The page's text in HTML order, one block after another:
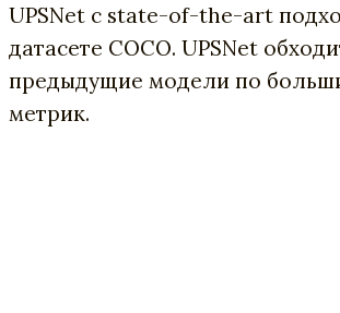
UPSNet с state-of-the-art
датасете COCO. UPSNet
предыдущие модели по
метрик.